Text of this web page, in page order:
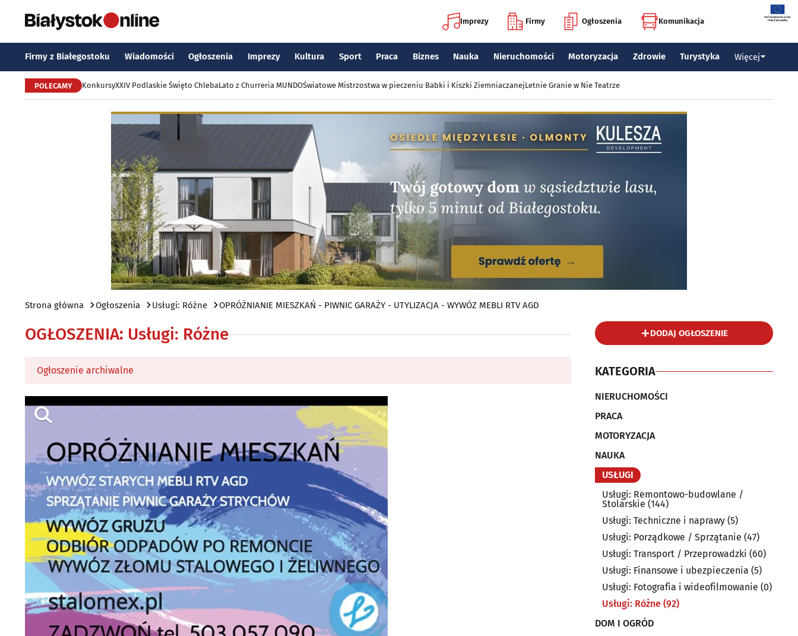
Imprezy Firmy Ogłoszenia Komunikacja
Firmy z Białegostoku Wiadomości Ogłoszenia Imprezy Kultura Sport Praca Biznes Nauka Nieruchomości Motoryzacja Zdrowie Turystyka Więcej
POLECAMY KonkursyXXIV Podlaskie Święto ChlebaLato z Churreria MUNDOŚwiatowe Mistrzostwa w pieczeniu Babki i Kiszki ZiemniaczanejLetnie Granie w Nie Teatrze
Strona główna Ogłoszenia Usługi: Różne OPRÓŻNIANIE MIESZKAŃ - PIWNIC GARAŻY - UTYLIZACJA - WYWÓZ MEBLI RTV AGD
OGŁOSZENIA: Usługi: Różne
Ogłoszenie archiwalne
DODAJ OGŁOSZENIE
KATEGORIA
NIERUCHOMOŚCI
PRACA
MOTORYZACJA
NAUKA
USŁUGI
Usługi: Remontowo-budowlane /
Stolarskie (144)
Usługi: Techniczne i naprawy (5)
Usługi: Porządkowe / Sprzątanie (47)
Usługi: Transport / Przeprowadzki (60)
Usługi: Finansowe i ubezpieczenia (5)
Usługi: Fotografia i wideofilmowanie (0)
Usługi: Różne (92)
DOM I OGRÓD